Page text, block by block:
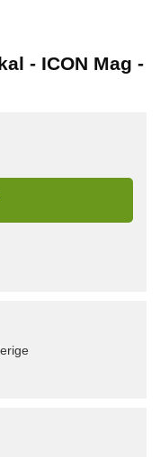
- ICON Mag -